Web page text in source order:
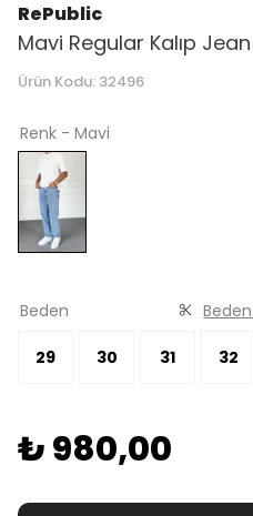
RePublic
Mavi Regular Kalıp
Ürün Kodu: 32496
Renk - Mavi
Beden
29 30 31 32
₺ 980,00